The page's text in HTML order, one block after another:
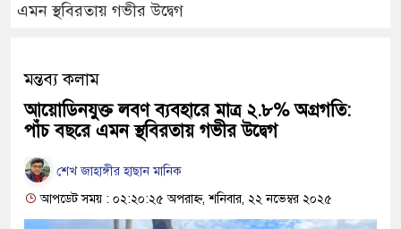
এমন স্থবিরতায় গভীর উদ্বেগ
মন্তব্য কলাম
আয়োডিনযুক্ত লবণ ব্যবহারে মাত্র ২.৮% অগ্রগতি:
পাঁচ বছরে এমন স্থবিরতায় গভীর উদ্বেগ
শেখ জাহাঙ্গীর হাছান মানিক
আপডেট সময় : ০২:২০:২৫ অপরাহ্ন, শনিবার, ২২ নভেম্বর ২০২৫